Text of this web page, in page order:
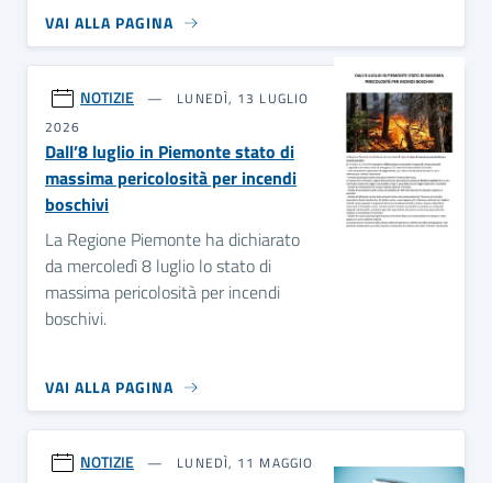
VAI ALLA PAGINA
NOTIZIE
LUNEDÌ, 13 LUGLIO
2026
Dall’8 luglio in Piemonte stato di
massima pericolosità per incendi
boschivi
La Regione Piemonte ha dichiarato
da mercoledì 8 luglio lo stato di
massima pericolosità per incendi
boschivi.
VAI ALLA PAGINA
NOTIZIE
LUNEDÌ, 11 MAGGIO